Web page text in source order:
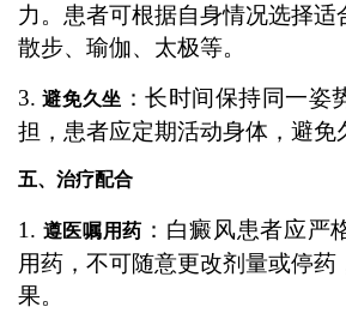
力。患者可根据自身情况选择适
散步、瑜伽、太极等。
3.避免久坐 ：长时间保持同一姿
担，患者应定期活动身体，避免
五、治疗配合
1. 遵医嘱用药 ：白癜风患者应严
用药，不可随意更改剂量或停药
果。